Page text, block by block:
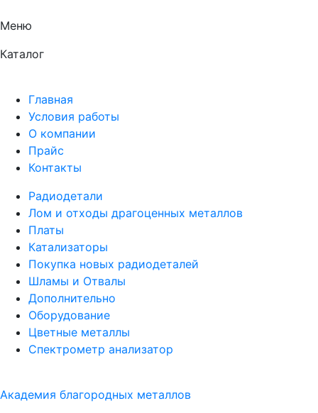
Меню
Каталог
Главная
Условия работы
О компании
Прайс
Контакты
Радиодетали
Лом и отходы драгоценных металлов
Платы
Катализаторы
Покупка новых радиодеталей
Шламы и Отвалы
Дополнительно
Оборудование
Цветные металлы
Спектрометр анализатор
Академия благородных металлов